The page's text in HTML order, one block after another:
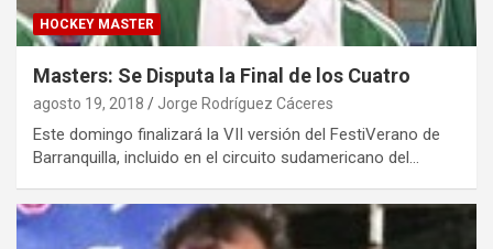
HOCKEY MASTER
Masters: Se Disputa la Final de los Cuatro
agosto 19, 2018 Jorge Rodríguez Cáceres
Este domingo finalizará la VII versión del FestiVerano de
Barranquilla, incluido en el circuito sudamericano del…